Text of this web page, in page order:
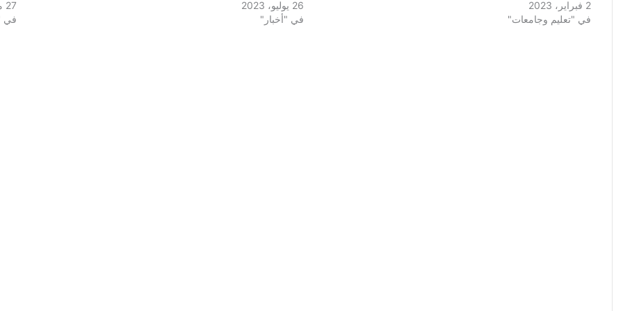
2 فبراير، 2023
في "تعليم وجامعات"
26 يوليو، 2023
في "أخبار"
27 مايو، 2023
في